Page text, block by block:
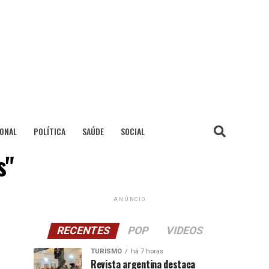
POLÍTICA SAÚDE SOCIAL
ANÚNCIO
RECENTES POP VIDEOS
TURISMO há 7 horas
Revista argentina destaca